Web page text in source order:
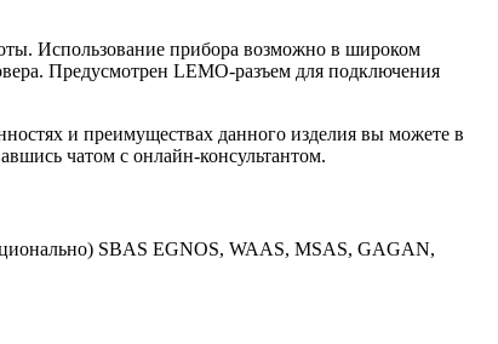
Использование прибора возможно в широком
Предусмотрен LEMO-разъем для подключения
и преимуществах данного изделия вы можете в
чатом с онлайн-консультантом.
SBAS EGNOS, WAAS, MSAS, GAGAN,